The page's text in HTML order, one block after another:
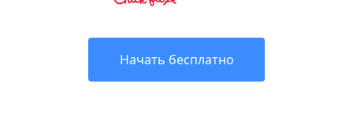
Начать бесплатно